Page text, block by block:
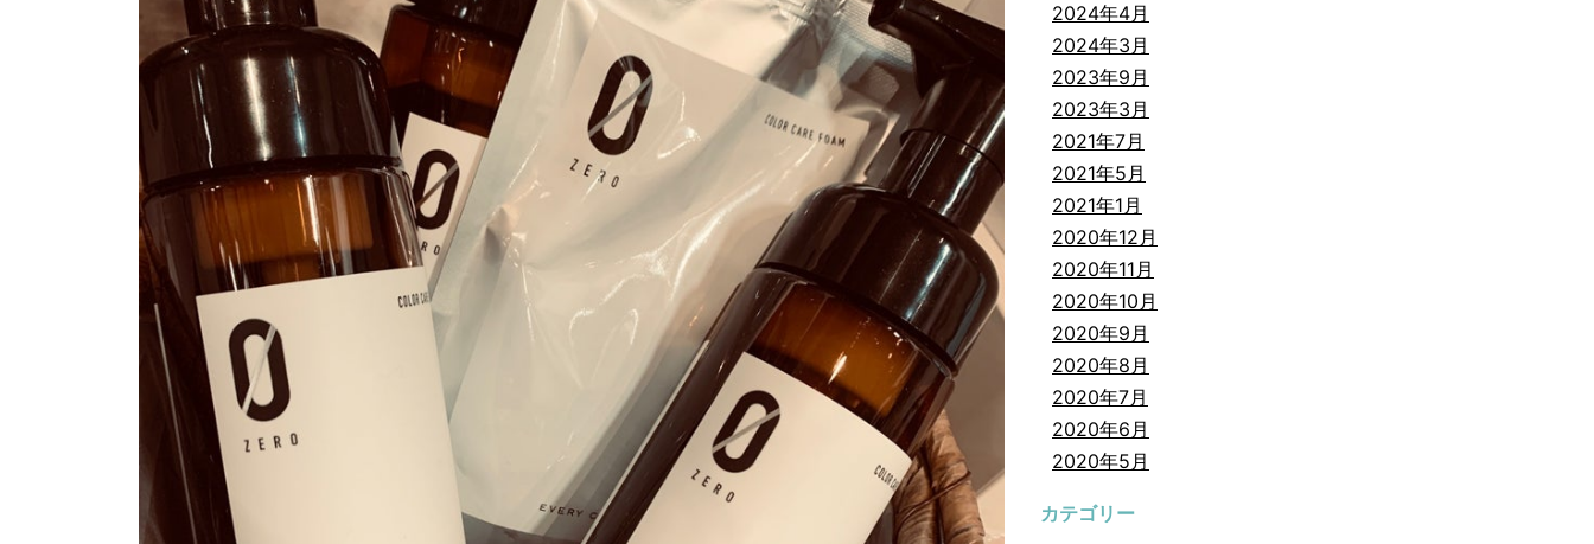
2024年4月
2024年3月
2023年9月
2023年3月
2021年7月
2021年5月
2021年1月
2020年12月
2020年11月
2020年10月
2020年9月
2020年8月
2020年7月
2020年6月
2020年5月
カテゴリー